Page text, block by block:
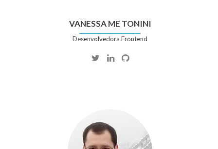
VANESSA ME TONINI
Desenvolvedora Frontend